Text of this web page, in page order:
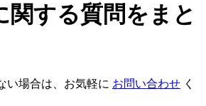
関する質問をまと
い場合は、お気軽に お問い合わせ く